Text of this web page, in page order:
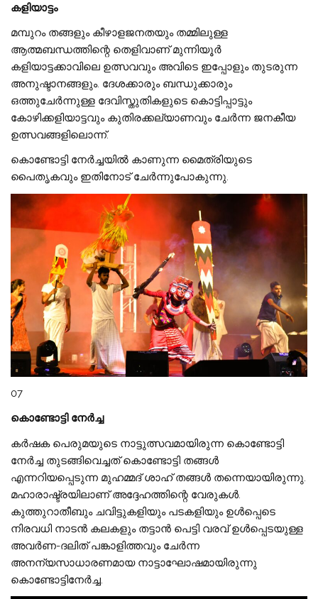
കളിയാട്ടം
മമ്പുറം തങ്ങളും കീഴാളജനതയും തമ്മിലുള്ള
ആത്മബന്ധത്തിന്റെ തെളിവാണ് മുന്നിയൂർ
കളിയാട്ടക്കാവിലെ ഉത്സവവും അവിടെ ഇപ്പോളും തുടരുന്ന
അനുഷ്ടാനങ്ങളും. ദേശക്കാരും ബന്ധുക്കാരും
ഒത്തുചേർന്നുള്ള ദേവിസ്തുതികളുടെ കൊട്ടിപ്പാട്ടും
കോഴിക്കളിയാട്ടവും കുതിരക്കല്യാണവും ചേർന്ന ജനകീയ
ഉത്സവങ്ങളിലൊന്ന്.
കൊണ്ടോട്ടി നേർച്ചയിൽ കാണുന്ന മൈത്രിയുടെ
പൈതൃകവും ഇതിനോട് ചേർന്നുപോകുന്നു.
07
കൊണ്ടോട്ടി നേർച്ച
കർഷക പെരുമയുടെ നാട്ടുത്സവമായിരുന്ന കൊണ്ടോട്ടി
നേർച്ച തുടങ്ങിവെച്ചത് കൊണ്ടോട്ടി തങ്ങൾ
എന്നറിയപ്പെടുന്ന മുഹമ്മദ് ശാഹ് തങ്ങൾ തന്നെയായിരുന്നു.
മഹാരാഷ്ട്രയിലാണ് അദ്ദേഹത്തിന്റെ വേരുകൾ.
കുത്തുറാതീബും ചവിട്ടുകളിയും പടകളിയും ഉൾപ്പെടെ
നിരവധി നാടൻ കലകളും തട്ടാൻ പെട്ടി വരവ് ഉൾപ്പെടയുള്ള
അവർണ-ദലിത് പങ്കാളിത്തവും ചേർന്ന
അനന്യസാധാരണമായ നാട്ടാഘോഷമായിരുന്നു
കൊണ്ടോട്ടിനേർച്ച.